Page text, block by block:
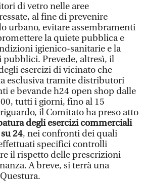
di vetro nelle aree
al fine di prevenire
urbano, evitare assembramenti
la quiete pubblica e
igienico-sanitarie e la
Prevede, altresì, il
esercizi di vicinato che
esclusiva tramite distributori
e bevande h24 open shop dalle
tutti i giorni, fino al 15
il Comitato ha preso atto
degli esercizi commerciali
24, nei confronti dei quali
specifici controlli
il rispetto delle prescrizioni
A breve, si terrà una